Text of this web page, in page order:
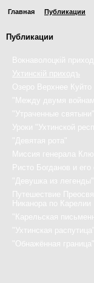
Главная Публикации
Публикации
Вокнаволоцкiй
Ухтинскiй приходъ
Озеро Верхнее Куйто
"Между двумя
"Утраченные святыни"
Уроки "Ухтинской
"Девятая рота"
Миссия генерала
Ристо Богданов и его
"Девушка из легенды"
Путешествие
Никанора по Карелии
"Карельская
"Ухтинская распутица"
"Обнажённая граница"